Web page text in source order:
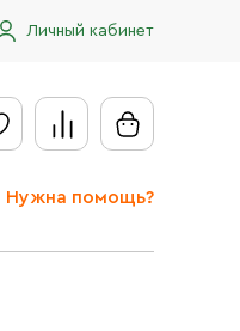
Личный кабинет
Нужна помощь?
заявку